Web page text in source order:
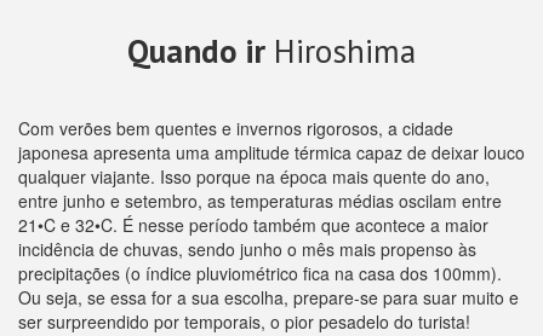
Quando ir Hiroshima
Com verões bem quentes e invernos rigorosos, a cidade
japonesa apresenta uma amplitude térmica capaz de deixar louco
qualquer viajante. Isso porque na época mais quente do ano,
entre junho e setembro, as temperaturas médias oscilam entre
21•C e 32•C. É nesse período também que acontece a maior
incidência de chuvas, sendo junho o mês mais propenso às
precipitações (o índice pluviométrico fica na casa dos 100mm).
Ou seja, se essa for a sua escolha, prepare-se para suar muito e
ser surpreendido por temporais, o pior pesadelo do turista!